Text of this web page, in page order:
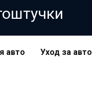
авто Уход за авто